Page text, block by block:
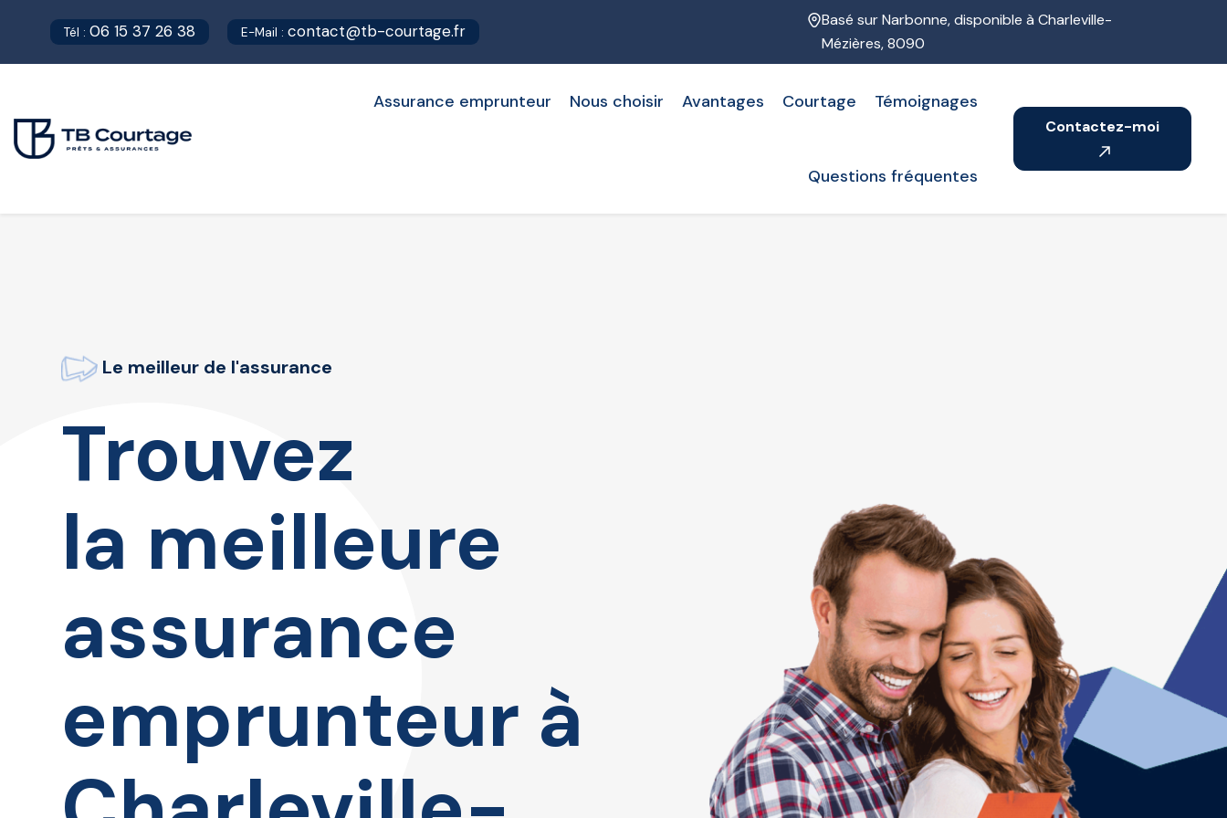
Tél : 06 15 37 26 38 E-Mail : contact@tb-courtage.fr
Basé sur Narbonne, disponible à Charleville-
Mézières, 8090
Assurance emprunteur Nous choisir Avantages Courtage Témoignages
Questions fréquentes
Contactez-moi
Le meilleur de l'assurance
Trouvez
la meilleure
assurance
emprunteur à